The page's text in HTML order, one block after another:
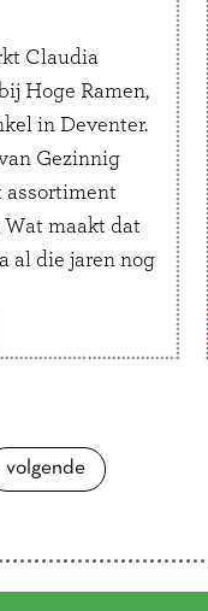
Claudia
Hoge Ramen,
in Deventer.
Gezinnig
assortiment
Wat maakt dat
al die jaren nog
Ramen
is één van
volgende
pagina